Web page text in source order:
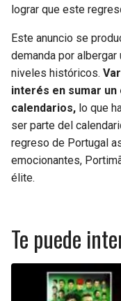
lograr que este
Este anuncio se
demanda por albergar
niveles históricos.
interés en sumar
calendarios, lo que
ser parte del
regreso de Portugal
emocionantes,
élite.
Te puede